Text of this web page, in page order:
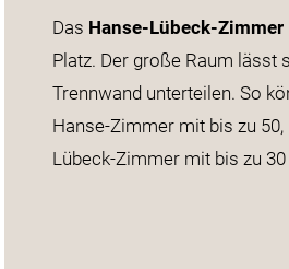
Das Hanse-Lübeck-Zimmer
Platz. Der große Raum lässt
Trennwand unterteilen. So
Hanse-Zimmer mit bis zu 50,
Lübeck-Zimmer mit bis zu